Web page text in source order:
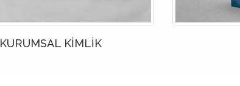
KURUMSAL KİMLİK